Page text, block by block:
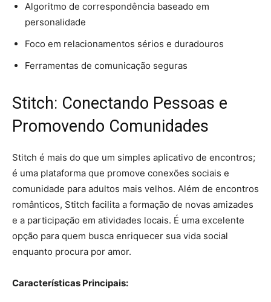
Algoritmo de correspondência baseado em
personalidade
Foco em relacionamentos sérios e duradouros
Ferramentas de comunicação seguras
Stitch: Conectando Pessoas e
Promovendo Comunidades
Stitch é mais do que um simples aplicativo de encontros;
é uma plataforma que promove conexões sociais e
comunidade para adultos mais velhos. Além de encontros
românticos, Stitch facilita a formação de novas amizades
e a participação em atividades locais. É uma excelente
opção para quem busca enriquecer sua vida social
enquanto procura por amor.
Características Principais: